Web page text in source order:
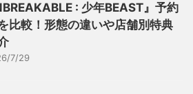
: 少年BEAST』予約
比較！形態の違いや店舗別特典
7/29